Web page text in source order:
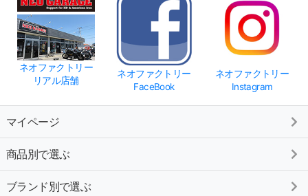
ネオファクトリー
リアル店舗
ネオファクトリー
FaceBook
ネオファクトリー
Instagram
マイページ
商品別で選ぶ
ブランド別で選ぶ